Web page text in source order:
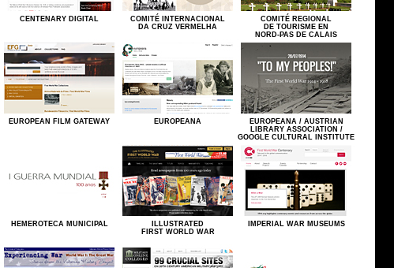
CENTENARY DIGITAL
COMITÉ INTERNACIONAL
DA CRUZ VERMELHA
COMITÉ REGIONAL
DE TOURISME EN
NORD-PAS DE CALAIS
EUROPEAN FILM GATEWAY EUROPEANA
EUROPEANA / AUSTRIAN
LIBRARY ASSOCIATION /
GOOGLE CULTURAL INSTITUTE
HEMEROTECA MUNICIPAL
ILLUSTRATED
FIRST WORLD WAR
IMPERIAL WAR MUSEUMS